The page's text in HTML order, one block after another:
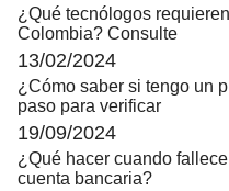
¿Qué tecnólogos
Colombia? Consulte
13/02/2024
¿Cómo saber si tengo un
paso para verificar
19/09/2024
¿Qué hacer cuando
cuenta bancaria?